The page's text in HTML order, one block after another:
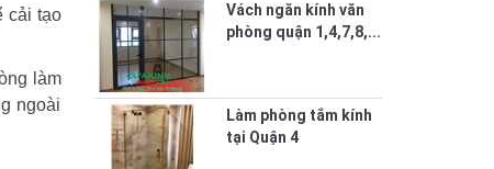
cải tạo
làm
ngoài
Vách ngăn kính văn
phòng quận 1,4,7,8,...
Làm phòng tắm kính
tại Quận 4